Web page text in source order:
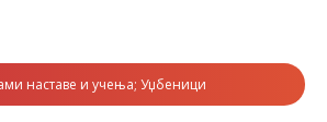
наставе и учења; Уџбеници